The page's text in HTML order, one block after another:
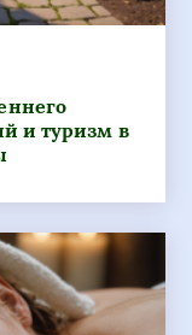
и туризм в